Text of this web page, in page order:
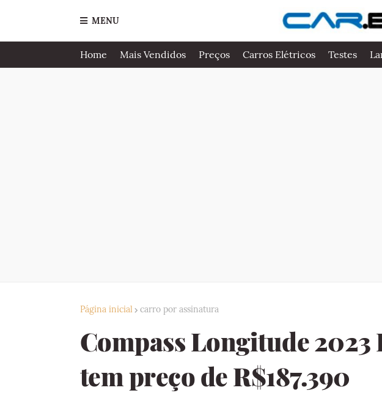
MENU
Home Mais Vendidos Preços Carros Elétricos Testes
Página inicial carro por assinatura
Compass Longitude 2023
tem preço de R$187.390